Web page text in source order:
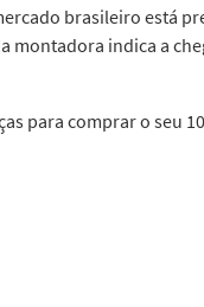
brasileiro está
montadora indica a
para comprar o seu